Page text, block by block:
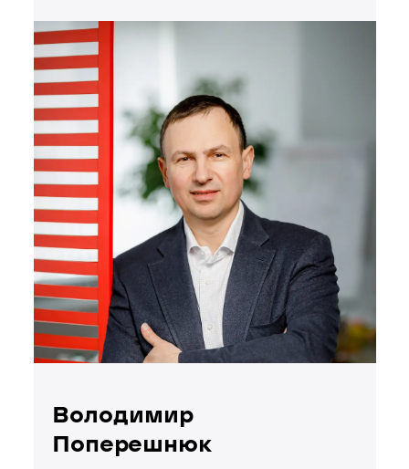
Володимир
Поперешнюк